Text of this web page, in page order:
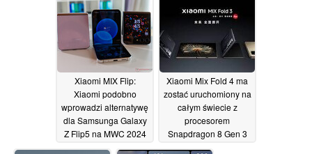
01/02/2024
Xiaomi MIX Flip:
Xiaomi podobno
wprowadzi alternatywę
dla Samsunga Galaxy
Z Flip5 na MWC 2024
01/02/2024
Xiaomi Mix Fold 4 ma
zostać uruchomiony na
całym świecie z
procesorem
Snapdragon 8 Gen 3
01/02/2024